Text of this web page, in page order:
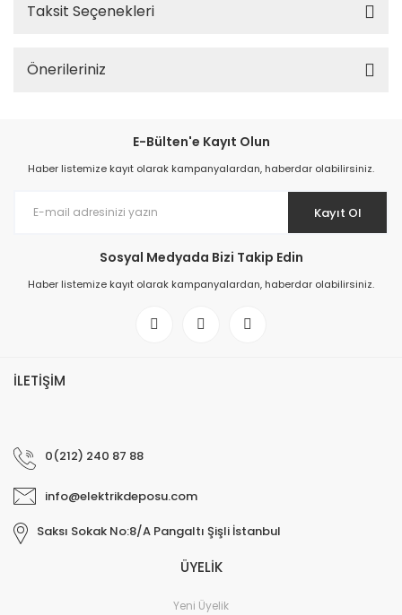
Taksit Seçenekleri
Önerileriniz
E-Bülten'e Kayıt Olun
Haber listemize kayıt olarak kampanyalardan, haberdar olabilirsiniz.
Kayıt Ol
Sosyal Medyada Bizi Takip Edin
Haber listemize kayıt olarak kampanyalardan, haberdar olabilirsiniz.
İLETİŞİM
0(212) 240 87 88
info@elektrikdeposu.com
Saksı Sokak No:8/A Pangaltı Şişli İstanbul
ÜYELİK
Yeni Üyelik